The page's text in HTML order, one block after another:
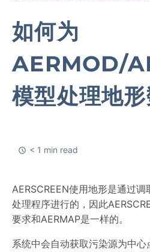
如何为
AERMOD/
模型处理地
< 1 min read
AERSCREEN使用地形是通过调
处理程序进行的，因此
要求和AERMAP是一样的。
系统中会自动获取污染源为中